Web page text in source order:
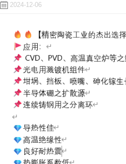
2024-12-06